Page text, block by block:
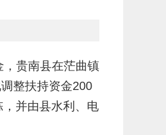
贵南县在茫曲镇
整扶持资金200
并由县水利、电